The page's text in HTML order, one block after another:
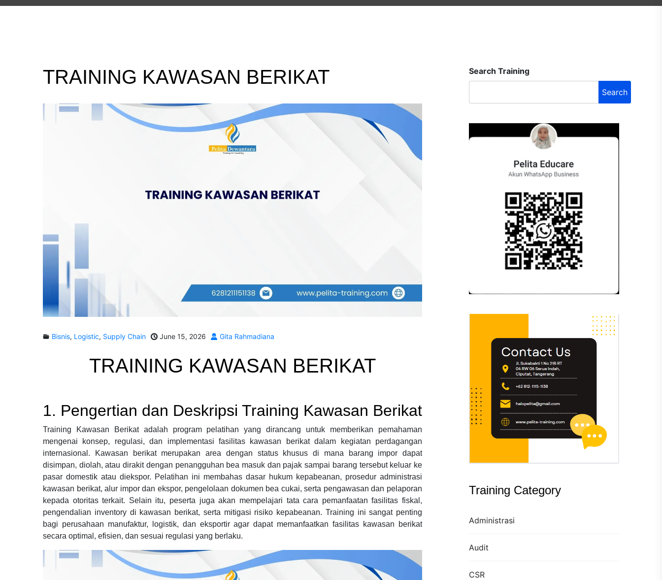
Search Training
Search
Training Category
Administrasi
Audit
CSR
TRAINING KAWASAN BERIKAT
Bisnis, Logistic, Supply Chain June 15, 2026 Gita Rahmadiana
TRAINING KAWASAN BERIKAT
1. Pengertian dan Deskripsi Training Kawasan Berikat
Training Kawasan Berikat adalah program pelatihan yang dirancang untuk memberikan pemahaman
mengenai konsep, regulasi, dan implementasi fasilitas kawasan berikat dalam kegiatan perdagangan
internasional. Kawasan berikat merupakan area dengan status khusus di mana barang impor dapat
disimpan, diolah, atau dirakit dengan penangguhan bea masuk dan pajak sampai barang tersebut keluar ke
pasar domestik atau diekspor. Pelatihan ini membahas dasar hukum kepabeanan, prosedur administrasi
kawasan berikat, alur impor dan ekspor, pengelolaan dokumen bea cukai, serta pengawasan dan pelaporan
kepada otoritas terkait. Selain itu, peserta juga akan mempelajari tata cara pemanfaatan fasilitas fiskal,
pengendalian inventory di kawasan berikat, serta mitigasi risiko kepabeanan. Training ini sangat penting
bagi perusahaan manufaktur, logistik, dan eksportir agar dapat memanfaatkan fasilitas kawasan berikat
secara optimal, efisien, dan sesuai regulasi yang berlaku.